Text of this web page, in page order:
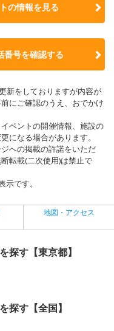
の情報を見る
番号を確認する
新をしておりますが内容が
にご確認のうえ、おでかけ
ベントの開催情報、施設の
になる場合があります。
への掲載の許諾をいただ
転載(二次使用)は禁止で
です。
地図・アクセス
探す【東京都】
探す【全国】